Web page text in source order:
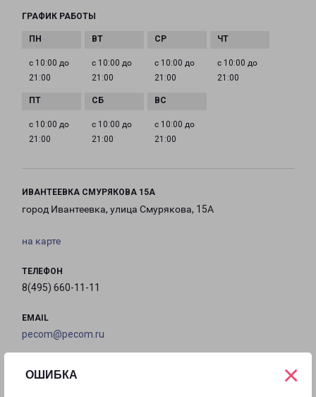
ОШИБКА ×
ГРАФИК РАБОТЫ
с 10:00 до
21:00
с 10:00 до
21:00
с 10:00 до
21:00
с 10:00 до
21:00
с 10:00 до
21:00
с 10:00 до
21:00
с 10:00 до
21:00
ИВАНТЕЕВКА СМУРЯКОВА 15А
город Ивантеевка, улица Смурякова, 15А
на карте
ТЕЛЕФОН
8(495) 660-11-11
EMAIL
pecom@pecom.ru